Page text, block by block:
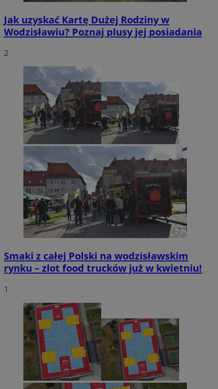
Jak uzyskać Kartę Dużej Rodziny w
Wodzisławiu? Poznaj plusy jej posiadania
2
Smaki z całej Polski na wodzisławskim
rynku – zlot food trucków już w kwietniu!
1